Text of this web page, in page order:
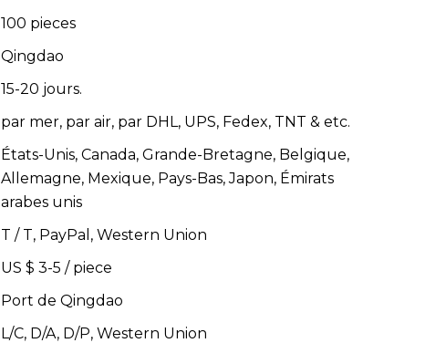
100 pieces
Qingdao
15-20 jours.
par mer, par air, par DHL, UPS, Fedex, TNT & etc.
États-Unis, Canada, Grande-Bretagne, Belgique,
Allemagne, Mexique, Pays-Bas, Japon, Émirats
arabes unis
T / T, PayPal, Western Union
US $ 3-5 / piece
Port de Qingdao
L/C, D/A, D/P, Western Union